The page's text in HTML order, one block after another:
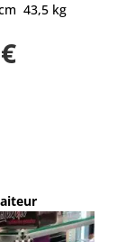
43,5 kg